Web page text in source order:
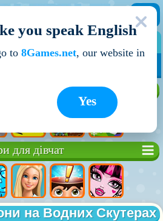
для дівчат
на Водних Скутерах
you speak English
to 8Games.net, our website in
Yes